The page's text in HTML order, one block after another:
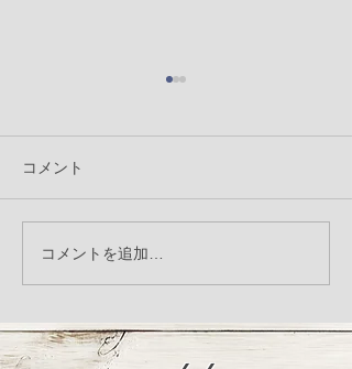
季節の変わり目、体調崩
していませんか？発酵サ
オススメです
コメント
コメントを追加…